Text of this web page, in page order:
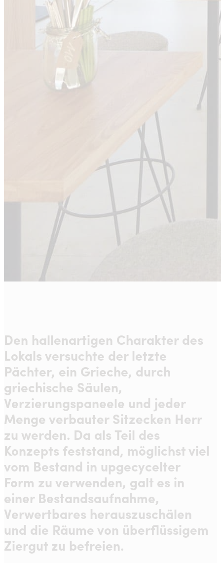
Den hallenartigen Charakter des
Lokals versuchte der letzte
Pächter, ein Grieche, durch
griechische Säulen,
Verzierungspaneele und jeder
Menge verbauter Sitzecken Herr
zu werden. Da als Teil des
Konzepts feststand, möglichst viel
vom Bestand in upgecycelter
Form zu verwenden, galt es in
einer Bestandsaufnahme,
Verwertbares herauszuschälen
und die Räume von überflüssigem
Ziergut zu befreien.